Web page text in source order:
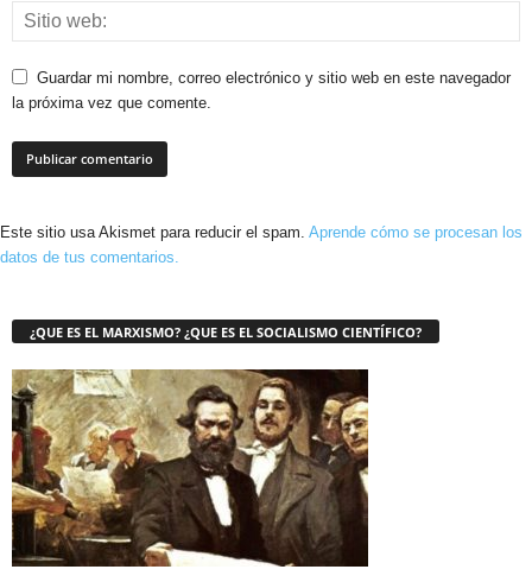
Guardar mi nombre, correo electrónico y sitio web en este navegador
la próxima vez que comente.
Este sitio usa Akismet para reducir el spam. Aprende cómo se procesan los
datos de tus comentarios.
¿QUE ES EL MARXISMO? ¿QUE ES EL SOCIALISMO CIENTÍFICO?